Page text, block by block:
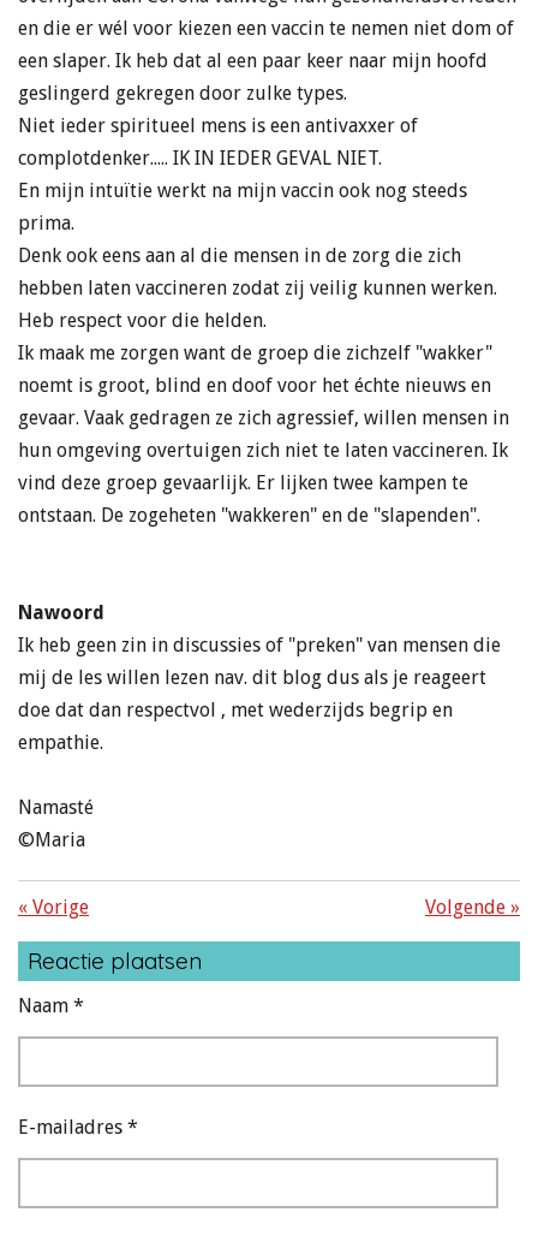
en die er wél voor kiezen een vaccin te nemen niet dom of
een slaper. Ik heb dat al een paar keer naar mijn hoofd
geslingerd gekregen door zulke types.
Niet ieder spiritueel mens is een antivaxxer of
complotdenker..... IK IN IEDER GEVAL NIET.
En mijn intuïtie werkt na mijn vaccin ook nog steeds
prima.
Denk ook eens aan al die mensen in de zorg die zich
hebben laten vaccineren zodat zij veilig kunnen werken.
Heb respect voor die helden.
Ik maak me zorgen want de groep die zichzelf "wakker"
noemt is groot, blind en doof voor het échte nieuws en
gevaar. Vaak gedragen ze zich agressief, willen mensen in
hun omgeving overtuigen zich niet te laten vaccineren. Ik
vind deze groep gevaarlijk. Er lijken twee kampen te
ontstaan. De zogeheten "wakkeren" en de "slapenden".
Nawoord
Ik heb geen zin in discussies of "preken" van mensen die
mij de les willen lezen nav. dit blog dus als je reageert
doe dat dan respectvol , met wederzijds begrip en
empathie.
Namasté
©Maria
« Vorige Volgende »
Reactie plaatsen
Naam *
E-mailadres *